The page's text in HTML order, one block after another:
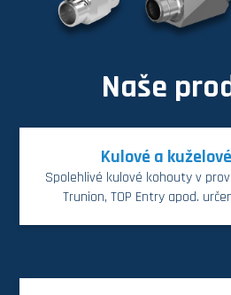
Naše
Kulové a
Spolehlivé kulové kohouty v
Trunion, TOP Entry apod.